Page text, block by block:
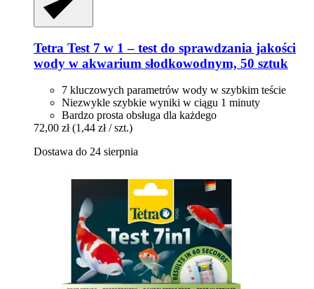
Tetra Test 7 w 1 – test do sprawdzania jakości
wody w akwarium słodkowodnym, 50 sztuk
7 kluczowych parametrów wody w szybkim teście
Niezwykle szybkie wyniki w ciągu 1 minuty
Bardzo prosta obsługa dla każdego
72,00 zł (1,44 zł / szt.)
Dostawa do 24 sierpnia